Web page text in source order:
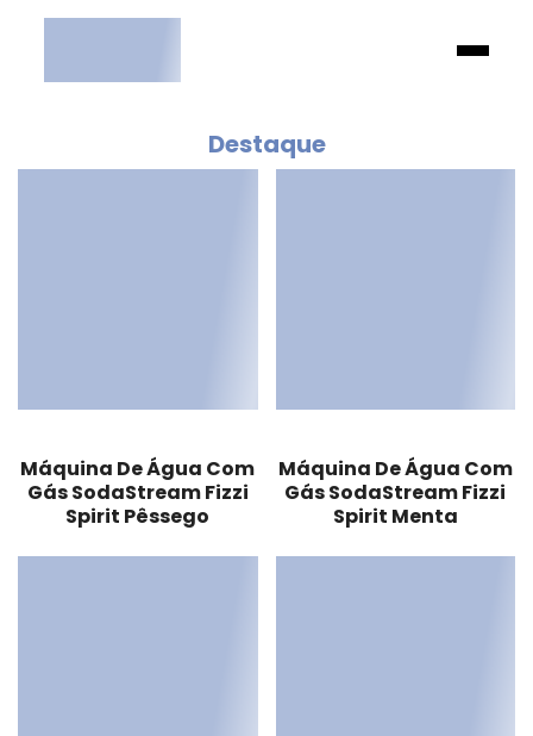
Destaque
Máquina De Água Com
Gás SodaStream Fizzi
Spirit Pêssego
Máquina De Água Com
Gás SodaStream Fizzi
Spirit Menta